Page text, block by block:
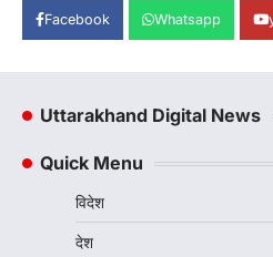
रानीखेत में
कांग्रेस का
भतरोजखान में
रानीखेत में
Facebook Whatsapp
Uttarakhand Digital News
Quick Menu
विदेश
देश